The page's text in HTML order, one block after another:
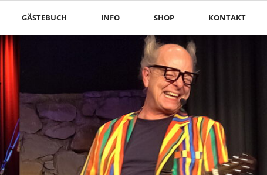
GÄSTEBUCH INFO SHOP KONTAKT